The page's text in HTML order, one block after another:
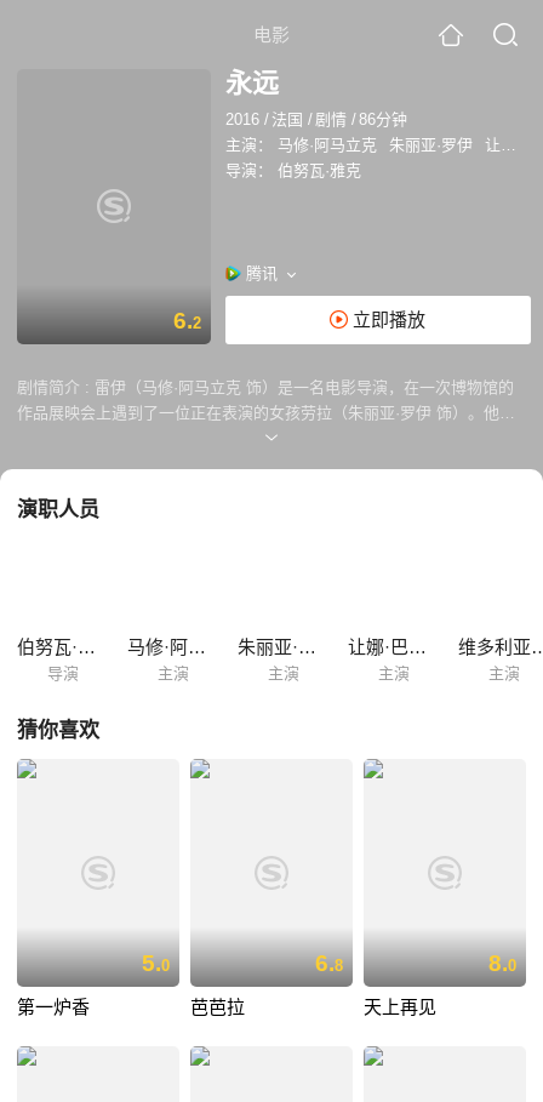
电影
6.2
永远
2016 / 法国 /剧情 /86分钟
主演：
马修·阿马立克 朱丽亚·罗伊
让娜·巴利巴尔
导演：
伯努瓦·雅克
腾讯
立即播放
剧情简介 : 雷伊（马修·阿马立克 饰）是一名电影导演，在一次博物馆的
作品展映会上遇到了一位正在表演的女孩劳拉（朱丽亚·罗伊 饰）。他们
迅速坠入爱河并走入婚姻殿堂，共同生活在一座偏僻的房子里。但没过几
的。在他的声音中，劳拉似乎听到了自己与雷伊的声音，他们的声音逐渐
演职人员
伯努瓦·雅克
导演
马修·阿马立克
主演
朱丽亚·罗伊
主演
让娜·巴利巴尔
主演
维多
主演
猜你喜欢
5.0
第一炉香
6.8
芭芭拉
8.0
天上再见